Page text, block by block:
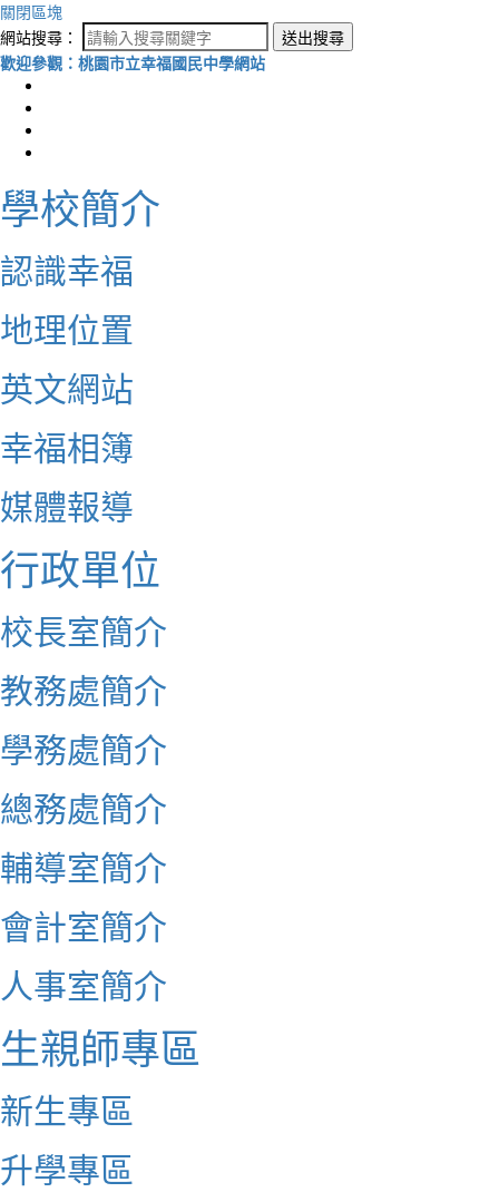
關閉區塊
網站搜尋：
送出搜尋
歡迎參觀：桃園市立幸福國民中學網站
學校簡介
認識幸福
地理位置
英文網站
幸福相簿
媒體報導
行政單位
校長室簡介
教務處簡介
學務處簡介
總務處簡介
輔導室簡介
會計室簡介
人事室簡介
生親師專區
新生專區
升學專區